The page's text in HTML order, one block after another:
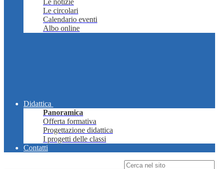
Le notizie
Le circolari
Calendario eventi
Albo online
Didattica
Panoramica
Offerta formativa
Progettazione didattica
I progetti delle classi
Contatti